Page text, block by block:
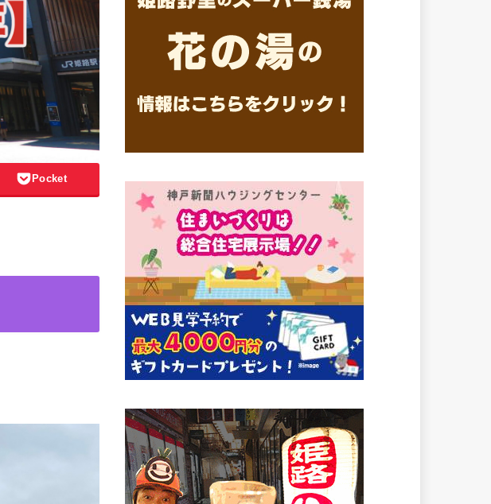
Pocket